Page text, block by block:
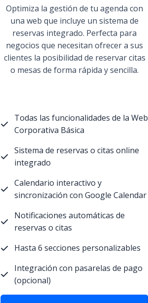
Optimiza la gestión de tu agenda con
una web que incluye un sistema de
reservas integrado. Perfecta para
negocios que necesitan ofrecer a sus
clientes la posibilidad de reservar citas
o mesas de forma rápida y sencilla.
Todas las funcionalidades de la Web
Corporativa Básica
Sistema de reservas o citas online
integrado
Calendario interactivo y
sincronización con Google Calendar
Notificaciones automáticas de
reservas o citas
Hasta 6 secciones personalizables
Integración con pasarelas de pago
(opcional)